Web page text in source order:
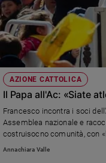
AZIONE CATTOLICA
Il Papa all'Ac: «Siate
Francesco incontra i soci
Assemblea nazionale e
costruisocno comunità, con
Annachiara Valle